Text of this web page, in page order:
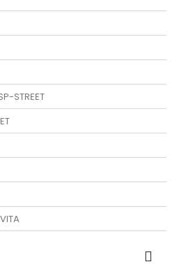
STREET